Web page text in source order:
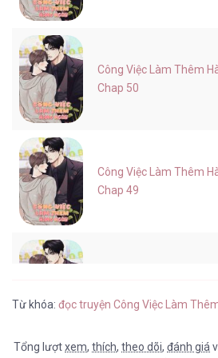
Công Việc Làm Thêm
Chap 50
Công Việc Làm Thêm
Chap 49
Từ khóa: đọc truyện Công Việc Làm
Tổng lượtxem, thích, theo dõi, đánh giá